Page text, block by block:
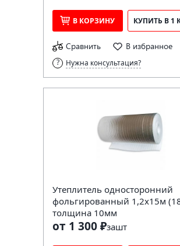
В КОРЗИНУ КУПИТЬ В 1
Сравнить В избранное
Нужна консультация?
Утеплитель односторонний
фольгированный 1,2х15м
толщина 10мм
от 1 300 ₽зашт